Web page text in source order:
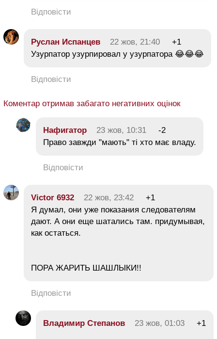
Відповісти
Руслан Испанцев 22 жов, 21:40
+1
Узурпатор узурпировал у узурпатора 😂😂😂
Відповісти
Коментар отримав забагато негативних оцінок
Нафигатор 23 жов, 10:31
-2
Право завжди "мають" ті хто має владу.
Відповісти
Victor 6932 22 жов, 23:42
+1
Я думал, они уже показания следователям
дают. А они еще шатались там. придумывая,
как остаться.
ПОРА ЖАРИТЬ ШАШЛЫКИ!!
Відповісти
Владимир Степанов 23 жов, 01:03 +1